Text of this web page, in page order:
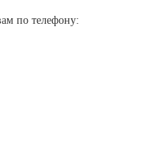
по телефону: